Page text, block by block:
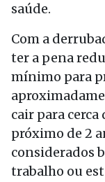
saúde.
Com a
ter a pena
mínimo para
cair para cerca
próximo de 2
considerados
trabalho ou